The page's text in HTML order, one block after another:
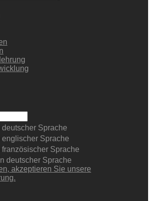
Sprache
Sprache
Sprache
deutscher Sprache
akzeptieren Sie unsere